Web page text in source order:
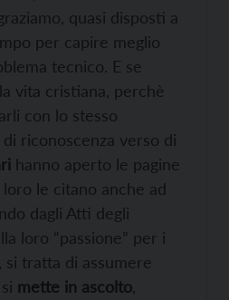
quasi disposti a
per capire meglio
tecnico. E se
vita cristiana, perchè
con lo stesso
riconoscenza verso di
hanno aperto le pagine
le citano anche ad
dagli Atti degli
loro “passione” per i
si tratta di assumere
mette in ascolto